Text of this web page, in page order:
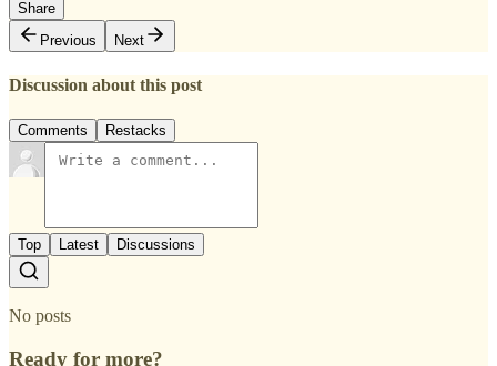
Share
Previous
Next
Discussion about this post
Comments Restacks
Top Latest Discussions
No posts
Ready for more?